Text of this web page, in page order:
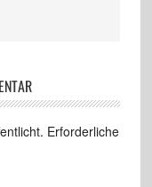
Erforderliche